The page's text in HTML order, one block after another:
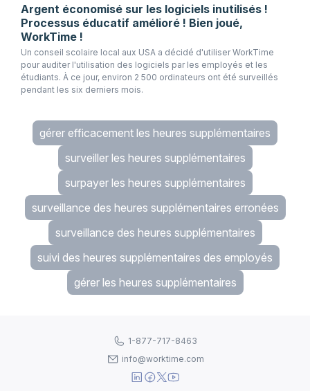
Argent économisé sur les logiciels inutilisés !
Processus éducatif amélioré ! Bien joué,
WorkTime !
Un conseil scolaire local aux USA a décidé d'utiliser WorkTime
pour auditer l'utilisation des logiciels par les employés et les
étudiants. À ce jour, environ 2 500 ordinateurs ont été surveillés
pendant les six derniers mois.
gérer efficacement les heures supplémentaires
surveiller les heures supplémentaires
surpayer les heures supplémentaires
surveillance des heures supplémentaires erronées
surveillance des heures supplémentaires
suivi des heures supplémentaires des employés
gérer les heures supplémentaires
1-877-717-8463
info@worktime.com